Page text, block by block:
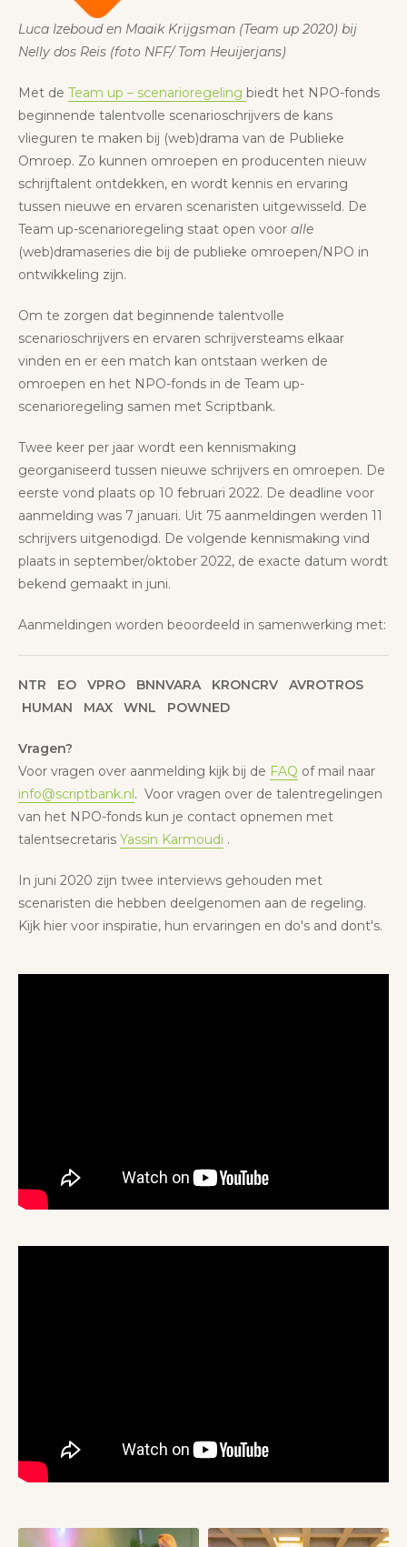
Luca Izeboud en Maaik Krijgsman (Team up 2020) bij
Nelly dos Reis (foto NFF/ Tom Heuijerjans)
Met de Team up – scenarioregeling biedt het NPO-fonds
beginnende talentvolle scenarioschrijvers de kans
vlieguren te maken bij (web)drama van de Publieke
Omroep. Zo kunnen omroepen en producenten nieuw
schrijftalent ontdekken, en wordt kennis en ervaring
tussen nieuwe en ervaren scenaristen uitgewisseld. De
Team up-scenarioregeling staat open voor alle
(web)dramaseries die bij de publieke omroepen/NPO in
ontwikkeling zijn.
Om te zorgen dat beginnende talentvolle
scenarioschrijvers en ervaren schrijversteams elkaar
vinden en er een match kan ontstaan werken de
omroepen en het NPO-fonds in de Team up-
scenarioregeling samen met Scriptbank.
Twee keer per jaar wordt een kennismaking
georganiseerd tussen nieuwe schrijvers en omroepen. De
eerste vond plaats op 10 februari 2022. De deadline voor
aanmelding was 7 januari. Uit 75 aanmeldingen werden 11
schrijvers uitgenodigd. De volgende kennismaking vind
plaats in september/oktober 2022, de exacte datum wordt
bekend gemaakt in juni.
Aanmeldingen worden beoordeeld in samenwerking met:
NTR EO VPRO BNNVARA KRONCRV AVROTROS
HUMAN MAX WNL POWNED
Vragen?
Voor vragen over aanmelding kijk bij de FAQ of mail naar
info@scriptbank.nl. Voor vragen over de talentregelingen
van het NPO-fonds kun je contact opnemen met
talentsecretaris Yassin Karmoudi .
In juni 2020 zijn twee interviews gehouden met
scenaristen die hebben deelgenomen aan de regeling.
Kijk hier voor inspiratie, hun ervaringen en do's and dont's.